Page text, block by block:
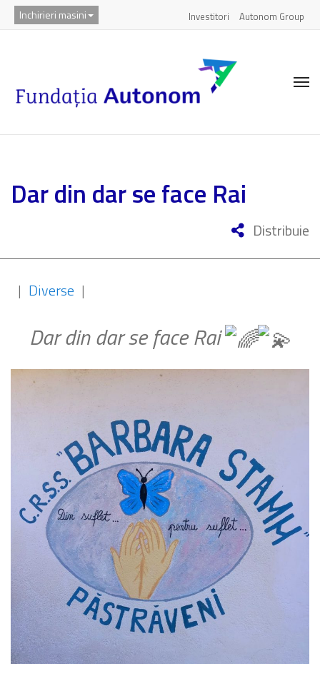
Inchirieri masini Investitori Autonom Group
Dar din dar se face Rai
Distribuie
| Diverse |
Dar din dar se face Rai